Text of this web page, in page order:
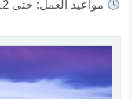
مواعيد العمل: حتى 12 منتصف الليل (المطاعم حتى 1 صباحًا).